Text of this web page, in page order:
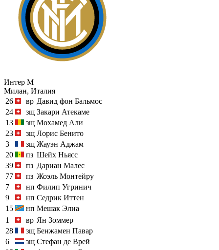
Интер М
Милан, Италия
26
вр Давид фон Бальмос
24
зщ Закари Атекаме
13
зщ Мохамед Али
23
зщ Лорис Бенито
3
зщ Жауэн Аджам
20
пз Шейх Ньясс
39
пз Дариан Малес
77
пз Жоэль Монтейру
7
нп Филип Угринич
9
нп Седрик Иттен
15
нп Мешак Элиа
1
вр Ян Зоммер
28
зщ Бенжамен Павар
6
зщ Стефан де Врей